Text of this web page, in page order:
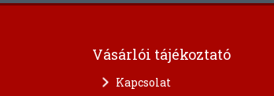
Vásárlói tájékoztató
Kapcsolat